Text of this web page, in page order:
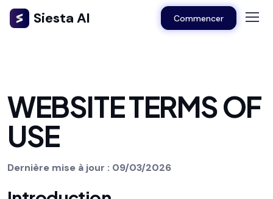
Siesta AI Commencer
WEBSITE TERMS OF
USE
Dernière mise à jour : 09/03/2026